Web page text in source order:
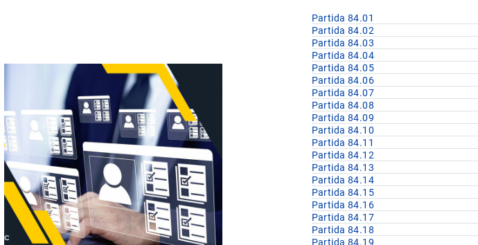
Partida 84.01
Partida 84.02
Partida 84.03
Partida 84.04
Partida 84.05
Partida 84.06
Partida 84.07
Partida 84.08
Partida 84.09
Partida 84.10
Partida 84.11
Partida 84.12
Partida 84.13
Partida 84.14
Partida 84.15
Partida 84.16
Partida 84.17
Partida 84.18
Partida 84.19